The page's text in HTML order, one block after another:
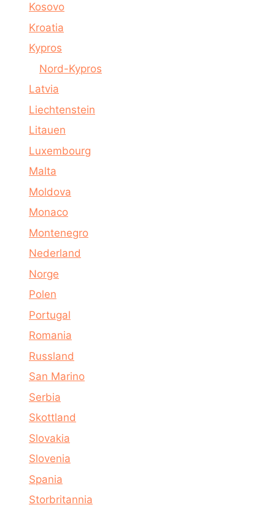
Kosovo
Kroatia
Kypros
Nord-Kypros
Latvia
Liechtenstein
Litauen
Luxembourg
Malta
Moldova
Monaco
Montenegro
Nederland
Norge
Polen
Portugal
Romania
Russland
San Marino
Serbia
Skottland
Slovakia
Slovenia
Spania
Storbritannia